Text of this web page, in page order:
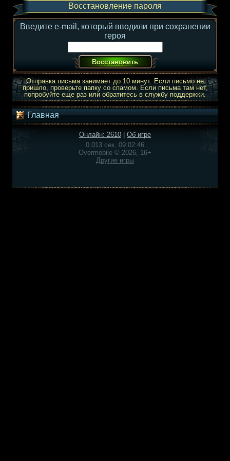
Восстановление пароля
Введите e-mail, который вводили при сохранении
героя
Отправка письма занимает до 10 минут. Если письмо не
пришло, проверьте папку со спамом. Если письма там нет,
попробуйте еще раз или обратитесь в службу поддержки.
Главная
Онлайн: 2610
Об игре
0.013 сек, 09:02:46
Overmobile © 2026, 16+
Другие игры